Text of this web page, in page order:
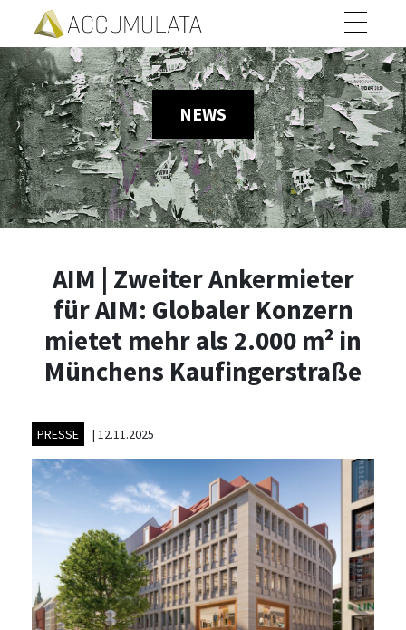
NEWS
AIM | Zweiter Ankermieter
für AIM: Globaler Konzern
mietet mehr als 2.000 m² in
Münchens Kaufingerstraße
PRESSE | 12.11.2025